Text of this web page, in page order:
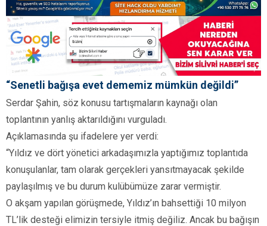
“Senetli bağışa evet dememiz mümkün değildi”
Serdar Şahin, söz konusu tartışmaların kaynağı olan
toplantının yanlış aktarıldığını vurguladı.
Açıklamasında şu ifadelere yer verdi:
“Yıldız ve dört yönetici arkadaşımızla yaptığımız toplantıda
konuşulanlar, tam olarak gerçekleri yansıtmayacak şekilde
paylaşılmış ve bu durum kulübümüze zarar vermiştir.
O akşam yapılan görüşmede, Yıldız’ın bahsettiği 10 milyon
TL’lik desteği elimizin tersiyle itmiş değiliz. Ancak bu bağışın